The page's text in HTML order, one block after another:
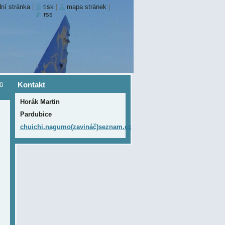
Kontakt
Horák Martin
Pardubice
chuichi.nagumo(zavináč)seznam.cz
stránka tisk mapa stránek
rss